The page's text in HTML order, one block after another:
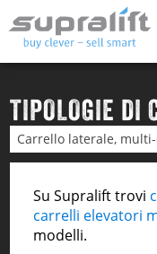
TIPOLOGIE DI
Carrello laterale,
Su Supralift trovi
carrelli elevatori
modelli.